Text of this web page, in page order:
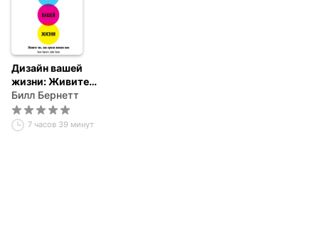
Дизайн вашей
жизни: Живите
так, как нужно
именно вам
Билл Бернетт
7 часов 39 минут